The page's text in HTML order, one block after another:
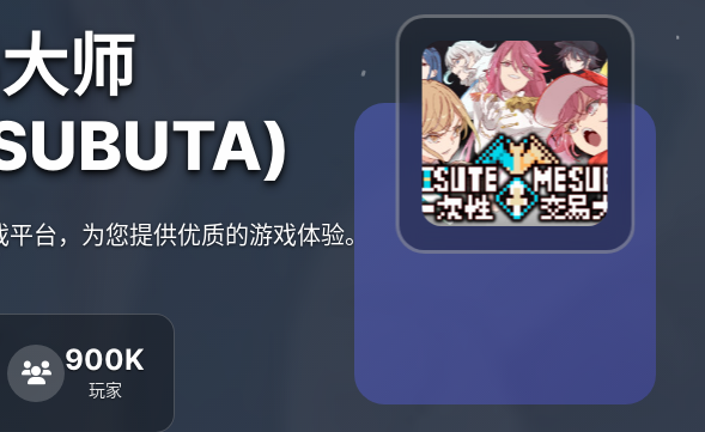
师
台，为您提供优质的游戏体验。
900K
玩家